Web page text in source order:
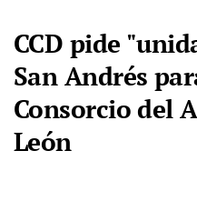
CCD pide
San Andrés
Consorcio del
León